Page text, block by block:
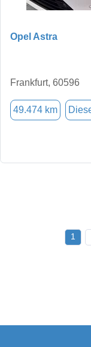
Opel Astra
Frankfurt, 60596
49.474 km
1